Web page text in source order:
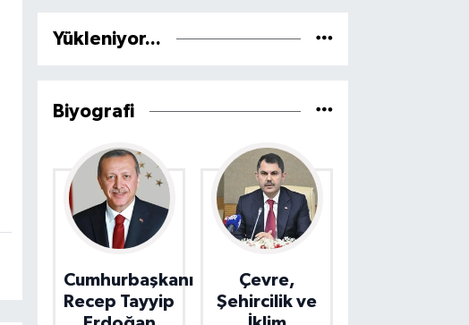
Yükleniyor...
Biyografi
Cumhurbaşkanı
Recep Tayyip
Çevre,
Şehircilik ve